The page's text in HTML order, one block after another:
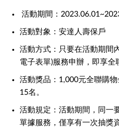
活動期間：
活動對象：安達人壽保戶
活動方式：只要在活動期間
電子表單)服務申辦，即享全
活動獎品：1,000元全聯購
15名。
活動規定：活動期間，同一
單據服務，僅享有一次抽獎